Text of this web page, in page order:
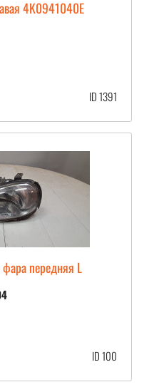
4K0941040E
ID 1391
передняя L
ID 100